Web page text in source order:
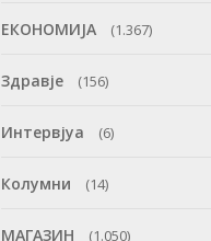
ЕКОНОМИЈА (1.367)
Здравје (156)
Интервјуа (6)
Колумни (14)
МАГАЗИН (1.050)